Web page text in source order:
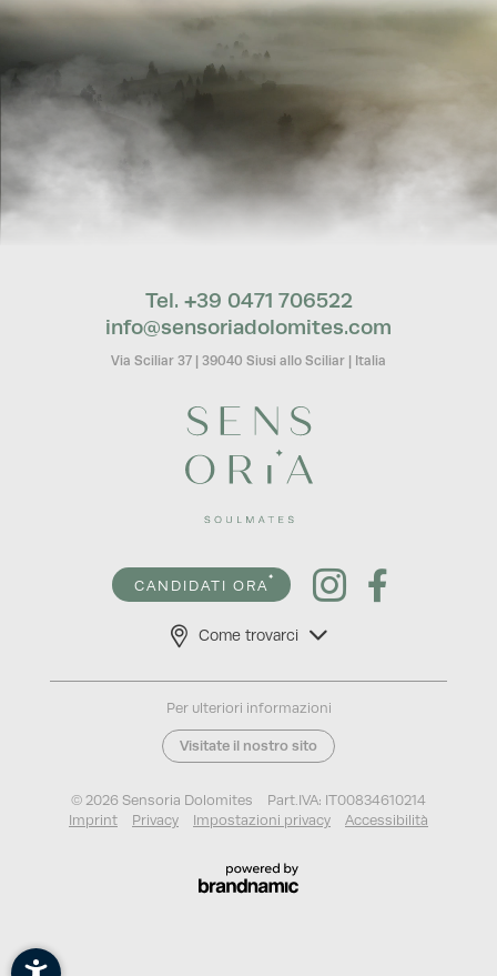
Tel. +39 0471 706522
info@sensoriadolomites.com
Via Sciliar 37 | 39040 Siusi allo Sciliar | Italia
CANDIDATI ORA
Come trovarci
Per ulteriori informazioni
Visitate il nostro sito
© 2026 Sensoria Dolomites
Part.IVA: IT00834610214
Imprint
Privacy Impostazioni privacy Accessibilità